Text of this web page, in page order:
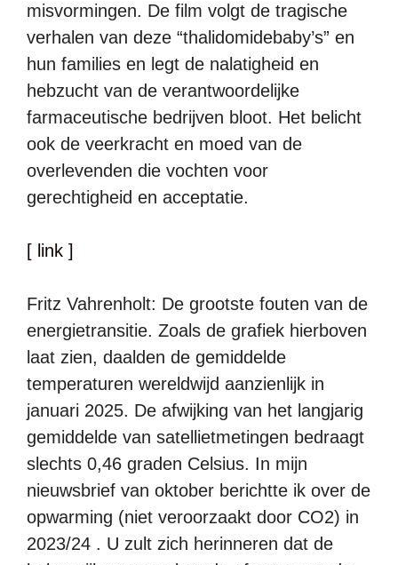
misvormingen. De film volgt de tragische
verhalen van deze “thalidomidebaby’s” en
hun families en legt de nalatigheid en
hebzucht van de verantwoordelijke
farmaceutische bedrijven bloot. Het belicht
ook de veerkracht en moed van de
overlevenden die vochten voor
gerechtigheid en acceptatie.
[ link ]
Fritz Vahrenholt: De grootste fouten van de
energietransitie. Zoals de grafiek hierboven
laat zien, daalden de gemiddelde
temperaturen wereldwijd aanzienlijk in
januari 2025. De afwijking van het langjarig
gemiddelde van satellietmetingen bedraagt
slechts 0,46 graden Celsius. In mijn
nieuwsbrief van oktober berichtte ik over de
opwarming (niet veroorzaakt door CO2) in
2023/24 . U zult zich herinneren dat de